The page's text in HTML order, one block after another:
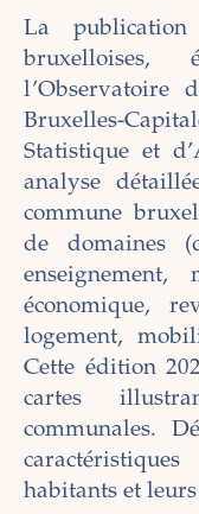
La
bruxelloises,
l’Observatoire
Bruxelles-
Statistique et
analyse
commune
de domaines
économique,
logement,
Cette édition
cartes
communales.
habitants et